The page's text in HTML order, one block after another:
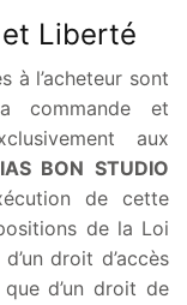
Liberté
à l’acheteur sont
commande et
aux
BON STUDIO
de cette
de la Loi
droit d’accès
d’un droit de